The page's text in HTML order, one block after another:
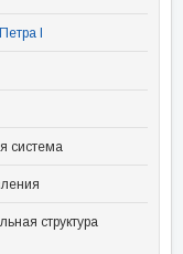
I
система
структура